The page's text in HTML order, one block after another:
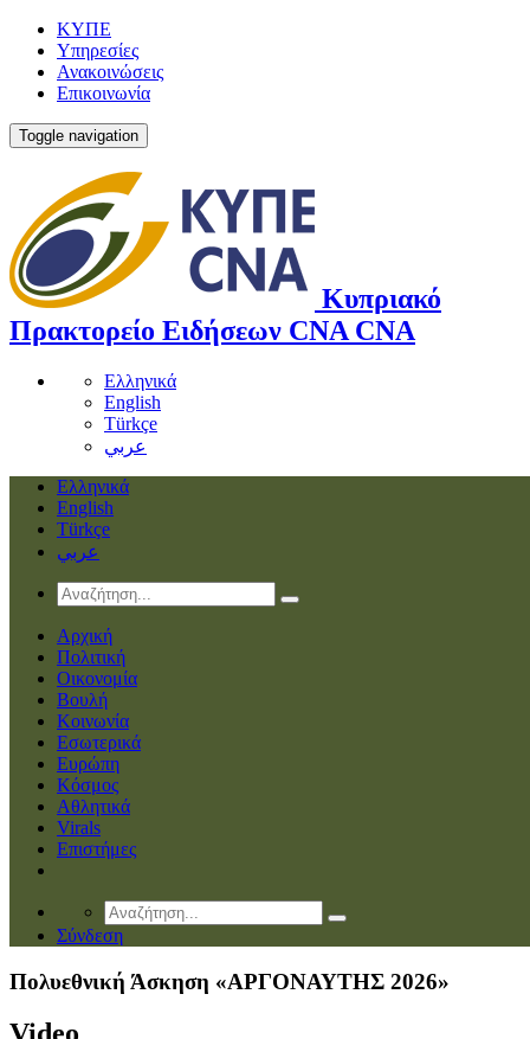
ΚΥΠΕ
Υπηρεσίες
Ανακοινώσεις
Επικοινωνία
Toggle navigation
Κυπριακό
Πρακτορείο Ειδήσεων CNA CNA
Ελληνικά
English
Türkçe
عربي
Ελληνικά
English
Türkçe
عربي
Αρχική
Πολιτική
Οικονομία
Βουλή
Κοινωνία
Εσωτερικά
Ευρώπη
Κόσμος
Αθλητικά
Virals
Επιστήμες
Σύνδεση
Πολυεθνική Άσκηση «ΑΡΓΟΝΑΥΤΗΣ 2026»